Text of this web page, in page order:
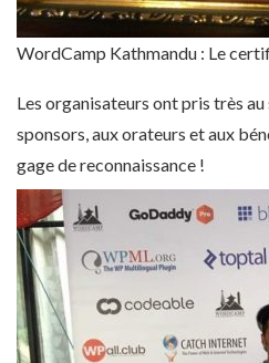
WordCamp Kathmandu : Le
Les organisateurs ont pris très
sponsors, aux orateurs et aux
gage de reconnaissance !